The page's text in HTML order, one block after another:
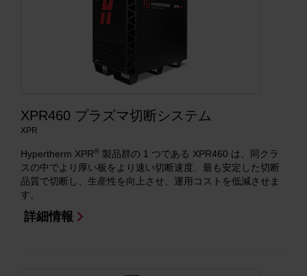
XPR460 プラズマ切断システム
XPR
Hypertherm XPR® 製品群の 1 つである XPR460 は、同クラ
スの中でより厚い板をより速い切断速度、最も安定した切断
品質で切断し、生産性を向上させ、運用コストを低減させま
す。
詳細情報